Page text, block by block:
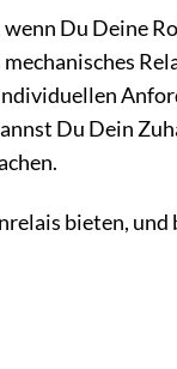
Du Deine
Du Dein
bieten, und